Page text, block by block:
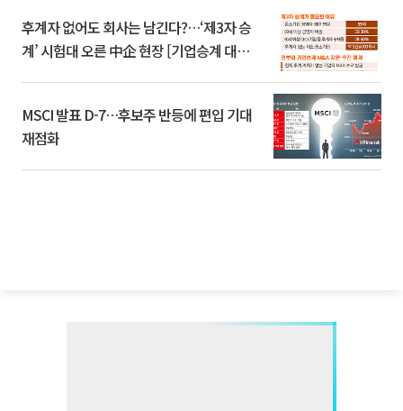
후계자 없어도 회사는 남긴다?…‘제3자 승
계’ 시험대 오른 中企 현장 [기업승계 대전
MSCI 발표 D-7…후보주 반등에 편입 기대
재점화